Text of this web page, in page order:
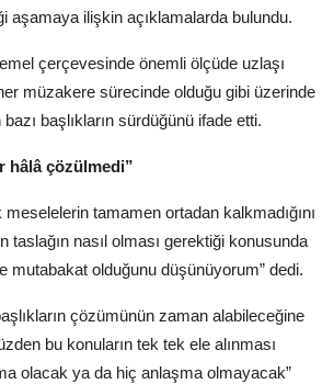
aşamaya ilişkin açıklamalarda bulundu.
çerçevesinde önemli ölçüde uzlaşı
müzakere sürecinde olduğu gibi üzerinde
başlıkların sürdüğünü ifade etti.
hâlâ çözülmedi”
tamamen ortadan kalkmadığını
taslağın nasıl olması gerektiği konusunda
mutabakat olduğunu düşünüyorum” dedi.
çözümünün zaman alabileceğine
bu konuların tek tek ele alınması
olacak ya da hiç anlaşma olmayacak”